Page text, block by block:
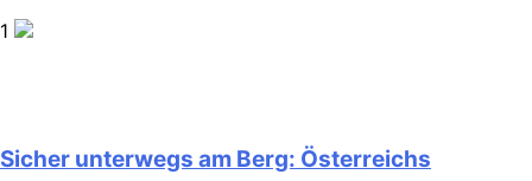
1
Sicher unterwegs am Berg: Österreichs